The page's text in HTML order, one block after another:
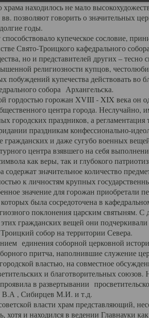
храма находилось не мало
позволяют говорить о значительных
годы.
купеческое сословие,
Свято-Троицкого кафедрального
но и представителей других –
религиозности купцов,
побуждений купечества действовать во
собора Архангельска.
горожан XVIII - XIX века он
центра города. Неслучайно,
городских праздников, а регламентация
праздникам конфессионально-
и даже сугубо военных
центра взявшего на себя
как веры, так и глубокого
значительное количество
к личностям крупных
значение для горожан приобретали
была сосредоточена в
поклонения царским святыням. С
гражданских вещей они
собор на территории Севера.
единения соборной церковной
притча, наполнившие служение
властью, на совместное
и благотворительных союзов.
в развертывании
, Сибирцев М.И. и т.д.
власти храм представляющий,
хотя и находился в ведении Главнауки